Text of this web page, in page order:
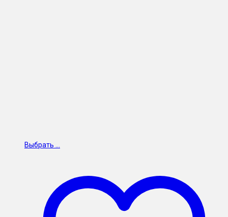
Выбрать ...